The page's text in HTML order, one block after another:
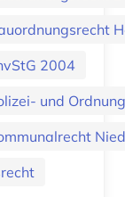
2004
und